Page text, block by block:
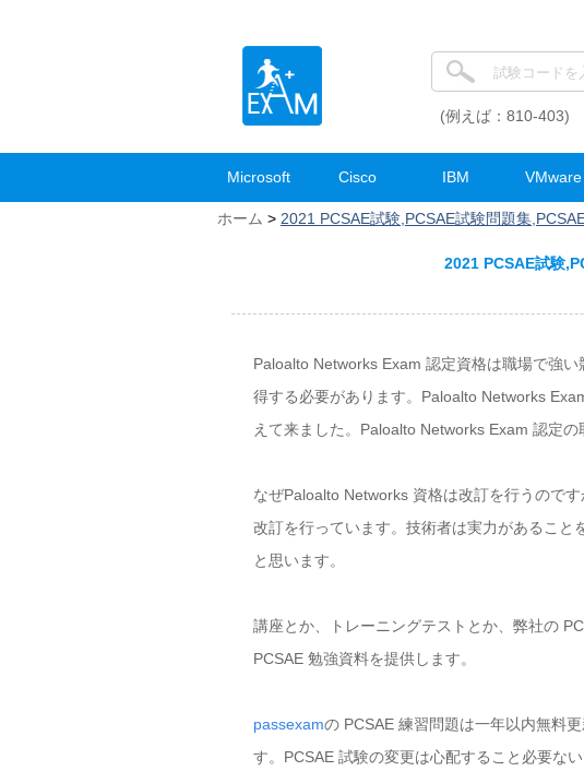
(例えば：810-403)
Microsoft Cisco IBM VMware
ホーム > 2021 PCSAE試験,PCSAE試験問題集
2021 PCSAE試験
Paloalto Networks Exam 認定資格は職場で強い
得する必要があります。Paloalto Networks
えて来ました。Paloalto Networks Exam 認定
なぜPaloalto Networks 資格は改訂を行うので
改訂を行っています。技術者は実力があるこ
と思います。
講座とか、トレーニングテストとか、弊社の
PCSAE 勉強資料を提供します。
passexamの PCSAE 練習問題は一年以内無料
す。PCSAE 試験の変更は心配すること必要ない